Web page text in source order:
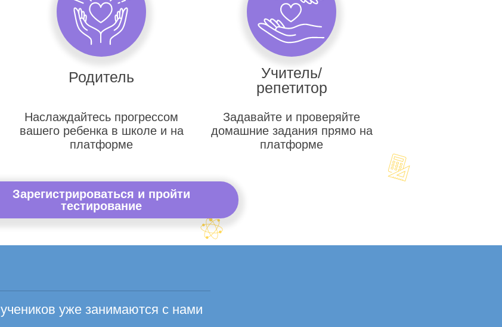
Родитель
Наслаждайтесь прогрессом
вашего ребенка в школе и на
платформе
Учитель/
репетитор
Задавайте и проверяйте
домашние задания прямо на
платформе
Зарегистрироваться и пройти
тестирование
учеников уже занимаются с нами